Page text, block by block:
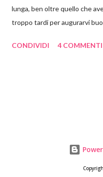
lunga, ben oltre quello che
troppo tardi per augurarvi
diciamocelo, qualsiasi
sarò mai capace di fare, ma
semplice, un cuore 3d
CONDIVIDI 4 COMMENTI